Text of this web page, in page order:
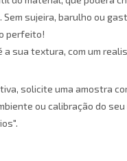
sujeira, barulho ou
perfeito!
sua textura, com um
solicite uma amostra
ou calibração do seu